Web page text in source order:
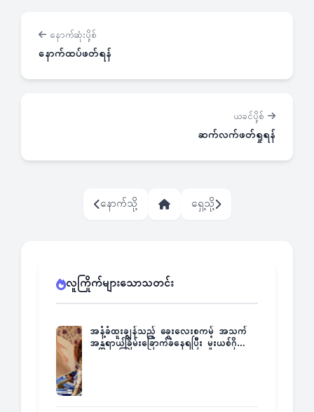
နောက်ဆုံးပို့စ်
နောက်ထပ်ဖတ်ရန်
ယခင်ပို့စ်
ဆက်လက်ဖတ်ရှုရန်
နောက်သို့ ရှေ့သို့
လူကြိုက်များသောသတင်း
အနံ့ခံထူးချွန်သည့် ခွေးလေးစကမ့် အသက်
အန္တရာယ်ခြိမ်းခြောက်ခံနေရပြီး မူးယစ်ဂိုဏ်း